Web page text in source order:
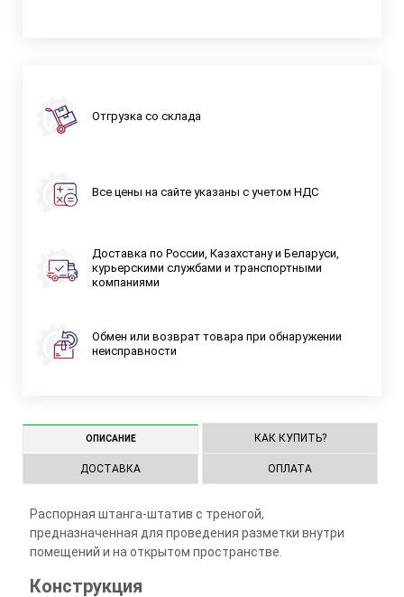
Отгрузка со склада
Все цены на сайте указаны с учетом НДС
Доставка по России, Казахстану и Беларуси,
курьерскими службами и транспортными
компаниями
Обмен или возврат товара при обнаружении
неисправности
ОПИСАНИЕ КАК КУПИТЬ?
ДОСТАВКА ОПЛАТА
Распорная штанга-штатив с треногой,
предназначенная для проведения разметки внутри
помещений и на открытом пространстве.
Конструкция